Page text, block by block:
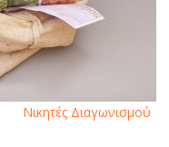
Νικητές Διαγωνισμού